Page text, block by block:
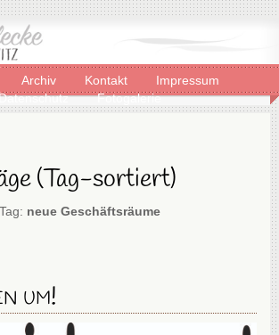
Archiv Kontakt
Impressum
Fotogalerie
(Tag-sortiert)
Tag: neue Geschäftsräume
um!